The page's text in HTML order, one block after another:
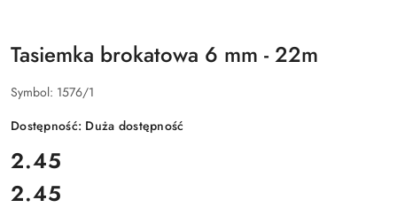
Tasiemka brokatowa 6 mm - 22m
Symbol: 1576/1
Dostępność: Duża dostępność
cena:
2.45
Cena:
2.45